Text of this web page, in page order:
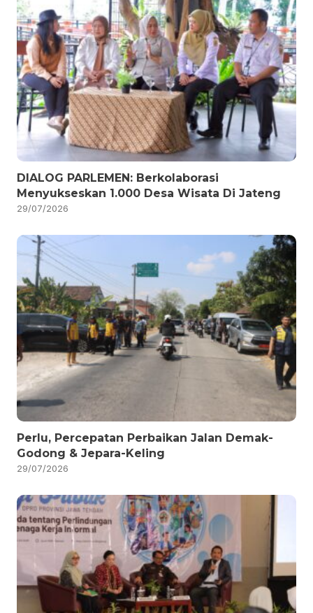
DIALOG PARLEMEN: Berkolaborasi
Menyukseskan 1.000 Desa Wisata Di Jateng
29/07/2026
Perlu, Percepatan Perbaikan Jalan Demak-
Godong & Jepara-Keling
29/07/2026